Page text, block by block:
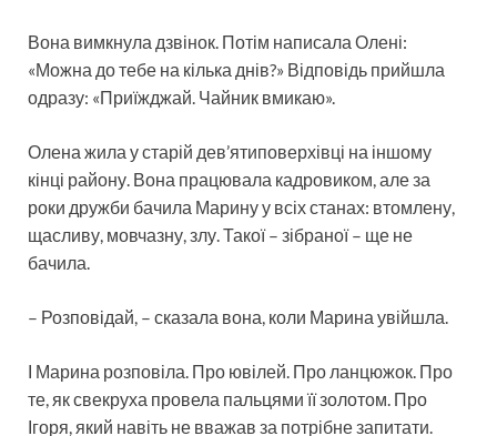
Вона вимкнула дзвінок. Потім написала Олені:
«Можна до тебе на кілька днів?» Відповідь прийшла
одразу: «Приїжджай. Чайник вмикаю».
Олена жила у старій дев’ятиповерхівці на іншому
кінці району. Вона працювала кадровиком, але за
роки дружби бачила Марину у всіх станах: втомлену,
щасливу, мовчазну, злу. Такої – зібраної – ще не
бачила.
– Розповідай, – сказала вона, коли Марина увійшла.
І Марина розповіла. Про ювілей. Про ланцюжок. Про
те, як свекруха провела пальцями її золотом. Про
Ігоря, який навіть не вважав за потрібне запитати.